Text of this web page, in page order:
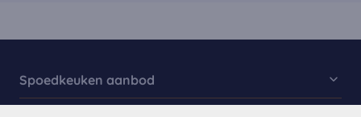
Spoedkeuken aanbod